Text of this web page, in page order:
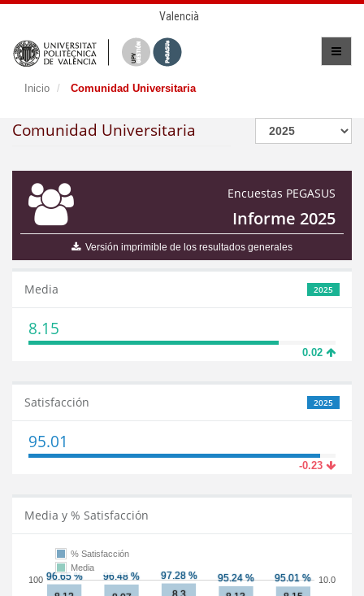
Valencià
Inicio Comunidad Universitaria
Comunidad Universitaria
Encuestas PEGASUS
Informe 2025
Versión imprimible de los resultados generales
2025
Media
8.15
0.02
2025
Satisfacción
95.01
-0.23
Media y % Satisfacción
100 10.0
% Satisfacción
Media